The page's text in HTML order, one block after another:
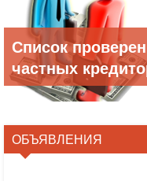
Список
частных
ОБЪЯВЛЕНИЯ